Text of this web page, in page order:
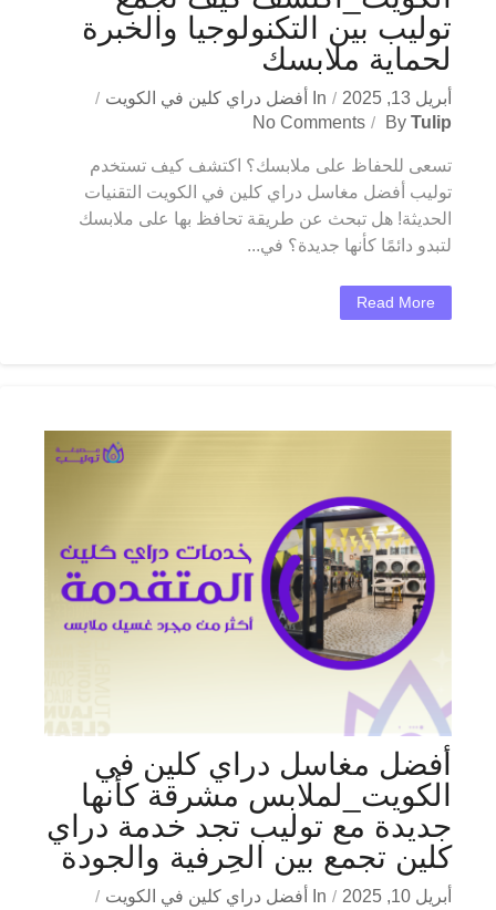
توليب بين التكنولوجيا والخبرة
لحماية ملابسك
أبريل 13, 2025 In
أفضل دراي كلين في الكويت
By Tulip
No Comments
تسعى للحفاظ على ملابسك؟ اكتشف كيف تستخدم
توليب أفضل مغاسل دراي كلين في الكويت التقنيات
الحديثة! هل تبحث عن طريقة تحافظ بها على ملابسك
لتبدو دائمًا كأنها جديدة؟ في...
Read More
أفضل مغاسل دراي كلين في
الكويت_لملابس مشرقة كأنها
جديدة مع توليب تجد خدمة دراي
كلين تجمع بين الحِرفية والجودة
أبريل 10, 2025 In
أفضل دراي كلين في الكويت